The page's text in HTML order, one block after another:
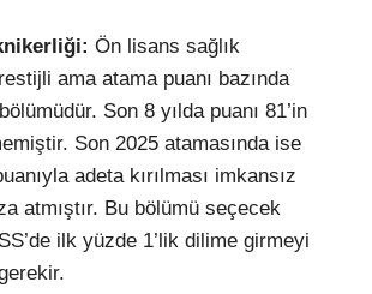
Ön lisans sağlık
ama atama puanı bazında
Son 8 yılda puanı 81’in
Son 2025 atamasında ise
adeta kırılması imkansız
atmıştır. Bu bölümü seçecek
ilk yüzde 1’lik dilime girmeyi